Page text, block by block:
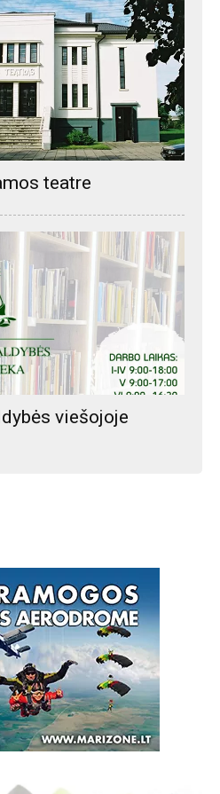
teatre
viešojoje